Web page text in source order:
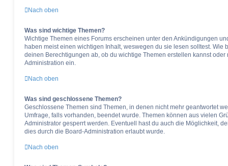
Nach oben
Was sind wichtige Themen?
Wichtige Themen eines Forums erscheinen unter den Ankündigungen
haben meist einen wichtigen Inhalt, weswegen du sie lesen solltest. Wie
deinen Berechtigungen ab, ob du wichtige Themen erstellen kannst
Administration ein.
Nach oben
Was sind geschlossene Themen?
Geschlossene Themen sind Themen, in denen nicht mehr geantwortet
Umfrage, falls vorhanden, beendet wurde. Themen können aus vielen
Administrator gesperrt werden. Eventuell hast du auch die Möglichkeit,
dies durch die Board-Administration erlaubt wurde.
Nach oben